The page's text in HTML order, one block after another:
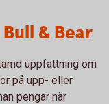
& Bear
uppfattning om
på upp- eller
pengar när